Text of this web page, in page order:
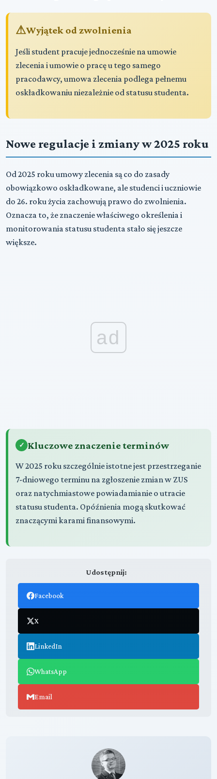
Wyjątek od zwolnienia
Jeśli student pracuje jednocześnie na umowie
zlecenia i umowie o pracę u tego samego
pracodawcy, umowa zlecenia podlega pełnemu
oskładkowaniu niezależnie od statusu studenta.
Nowe regulacje i zmiany w 2025 roku
Od 2025 roku umowy zlecenia są co do zasady
obowiązkowo oskładkowane, ale studenci i uczniowie
do 26. roku życia zachowują prawo do zwolnienia.
Oznacza to, że znaczenie właściwego określenia i
monitorowania statusu studenta stało się jeszcze
większe.
ad
Kluczowe znaczenie terminów
W 2025 roku szczególnie istotne jest przestrzeganie
7-dniowego terminu na zgłoszenie zmian w ZUS
oraz natychmiastowe powiadamianie o utracie
statusu studenta. Opóźnienia mogą skutkować
znaczącymi karami finansowymi.
Udostępnij:
Facebook
X
LinkedIn
WhatsApp
Email